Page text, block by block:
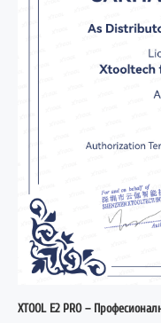
XTOOL E2 PRO –